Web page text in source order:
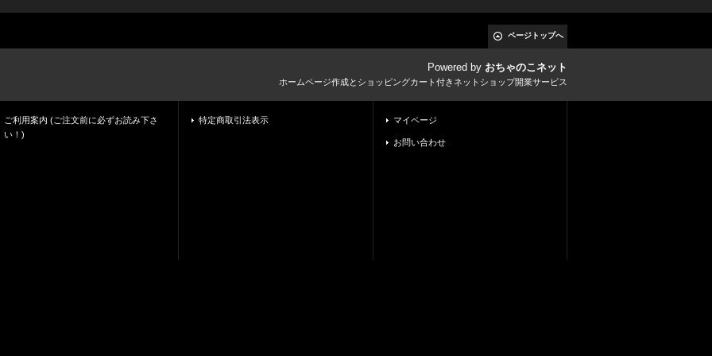
ページトップへ
Powered by おちゃのこネット
ホームページ作成とショッピングカート付きネットショップ開業サービス
ご利用案内 (ご注文前に必ずお読み下さ
い！)
特定商取引法表示 マイページ
お問い合わせ